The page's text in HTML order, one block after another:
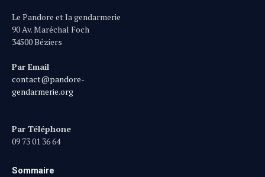
Le Pandore et la gendarmerie
90 Av. Maréchal Foch
34500 Béziers
Par Email
contact@pandore-
gendarmerie.org
Par Téléphone
09 73 01 36 64
Sommaire